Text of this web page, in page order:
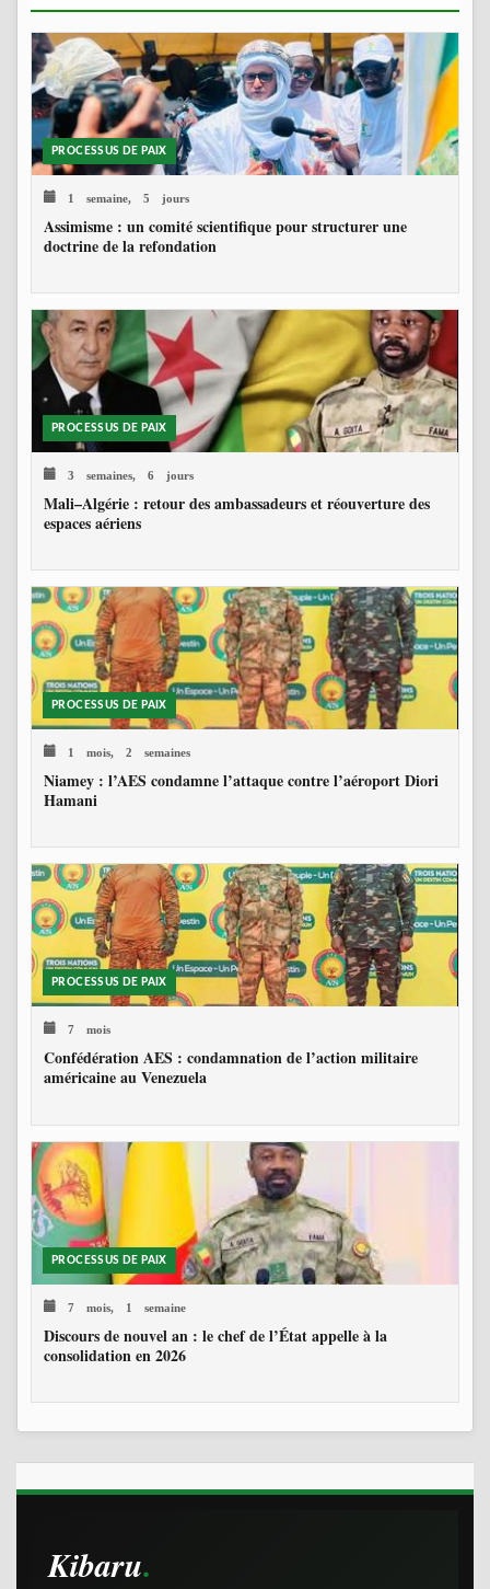
PROCESSUS DE PAIX
1 semaine, 5 jours
Assimisme : un comité scientifique pour structurer une
doctrine de la refondation
PROCESSUS DE PAIX
3 semaines, 6 jours
Mali–Algérie : retour des ambassadeurs et réouverture des
espaces aériens
PROCESSUS DE PAIX
1 mois, 2 semaines
Niamey : l’AES condamne l’attaque contre l’aéroport Diori
Hamani
PROCESSUS DE PAIX
7 mois
Confédération AES : condamnation de l’action militaire
américaine au Venezuela
PROCESSUS DE PAIX
7 mois, 1 semaine
Discours de nouvel an : le chef de l’État appelle à la
consolidation en 2026
Kibaru